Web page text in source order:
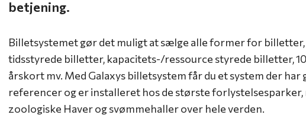
betjening.
Billetsystemet gør det muligt at sælge alle former for billetter,
tidsstyrede billetter, kapacitets-/ressource styrede billetter,
årskort mv. Med Galaxys billetsystem får du et system der har
referencer og er installeret hos de største forlystelsesparker,
zoologiske Haver og svømmehaller over hele verden.